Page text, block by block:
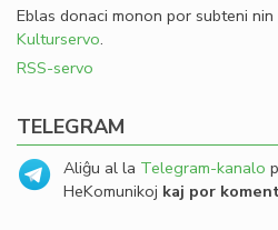
Eblas donaci monon por subteni nin
Kulturservo.
RSS-servo
TELEGRAM
Aliĝu al la Telegram-kanalo
HeKomunikoj kaj por